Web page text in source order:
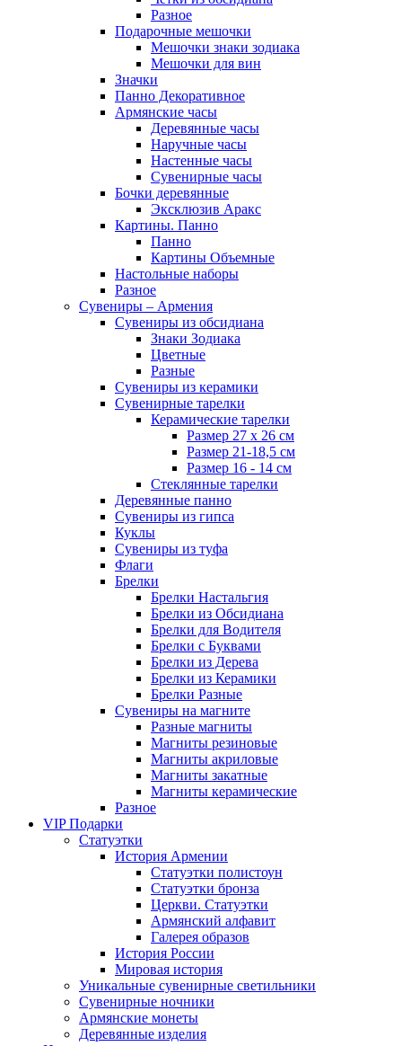
Разное
Подарочные мешочки
Мешочки знаки зодиака
Мешочки для вин
Значки
Панно Декоративное
Армянские часы
Деревянные часы
Наручные часы
Настенные часы
Сувенирные часы
Бочки деревянные
Эксклюзив Аракс
Картины. Панно
Панно
Картины Объемные
Настольные наборы
Разное
Сувениры – Армения
Сувениры из обсидиана
Знаки Зодиака
Цветные
Разные
Сувениры из керамики
Сувенирные тарелки
Керамические тарелки
Размер 27 х 26 см
Размер 21-18,5 см
Размер 16 - 14 см
Стеклянные тарелки
Деревянные панно
Сувениры из гипса
Куклы
Сувениры из туфа
Флаги
Брелки
Брелки Настальгия
Брелки из Обсидиана
Брелки для Водителя
Брелки с Буквами
Брелки из Дерева
Брелки из Керамики
Брелки Разные
Сувениры на магните
Разные магниты
Магниты резиновые
Магниты акриловые
Магниты закатные
Магниты керамические
Разное
VIP Подарки
Статуэтки
История Армении
Статуэтки полистоун
Статуэтки бронза
Церкви. Статуэтки
Армянский алфавит
Галерея образов
История России
Мировая история
Уникальные сувенирные светильники
Сувенирные ночники
Армянские монеты
Деревянные изделия